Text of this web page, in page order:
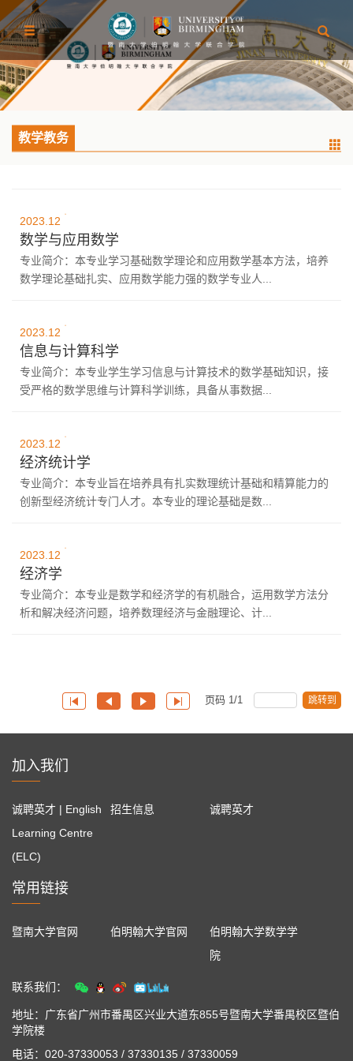
教学教务
2023.12
数学与应用数学
专业简介：本专业学习基础数学理论和应用数学基本方法，培养
数学理论基础扎实、应用数学能力强的数学专业人...
2023.12
信息与计算科学
专业简介：本专业学生学习信息与计算技术的数学基础知识，接
受严格的数学思维与计算科学训练，具备从事数据...
2023.12
经济统计学
专业简介：本专业旨在培养具有扎实数理统计基础和精算能力的
创新型经济统计专门人才。本专业的理论基础是数...
2023.12
经济学
专业简介：本专业是数学和经济学的有机融合，运用数学方法分
析和解决经济问题，培养数理经济与金融理论、计...
页码 1/1 跳转到
加入我们
诚聘英才 | English
Learning Centre
(ELC)
招生信息 诚聘英才
常用链接
暨南大学官网 伯明翰大学官网
伯明翰大学数学学
院
联系我们：
地址：广东省广州市番禺区兴业大道东855号暨南大学番禺校区暨伯
学院楼
电话：020-37330053 / 37330135 / 37330059